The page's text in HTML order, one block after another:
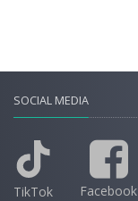
SOCIAL MEDIA
TikTok Facebook